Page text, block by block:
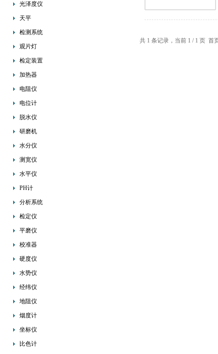
光泽度仪
天平
检测系统
观片灯
检定装置
加热器
电阻仪
电位计
脱水仪
研磨机
水分仪
测宽仪
水平仪
PH计
分析系统
检定仪
平磨仪
校准器
硬度仪
水势仪
经纬仪
地阻仪
烟度计
坐标仪
比色计
共 1 条记录，当前 1 / 1 页